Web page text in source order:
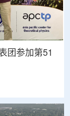
团参加第51